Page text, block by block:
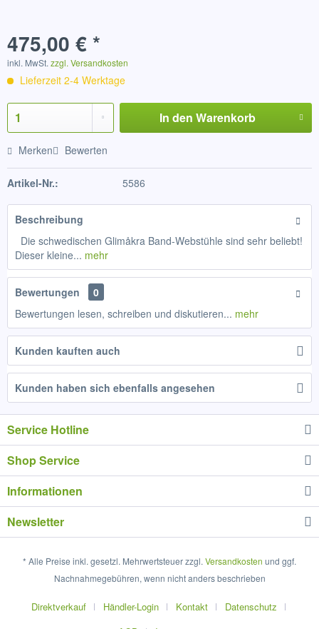
475,00 € *
inkl. MwSt. zzgl. Versandkosten
Lieferzeit 2-4 Werktage
In den Warenkorb
Merken Bewerten
Artikel-Nr.: 5586
Beschreibung
Die schwedischen Glimåkra Band-Webstühle sind sehr beliebt!
Dieser kleine... mehr
Bewertungen
0
Bewertungen lesen, schreiben und diskutieren... mehr
Kunden kauften auch
Kunden haben sich ebenfalls angesehen
Service Hotline
Shop Service
Informationen
Newsletter
* Alle Preise inkl. gesetzl. Mehrwertsteuer zzgl. Versandkosten und ggf.
Nachnahmegebühren, wenn nicht anders beschrieben
Direktverkauf Händler-Login Kontakt
Datenschutz